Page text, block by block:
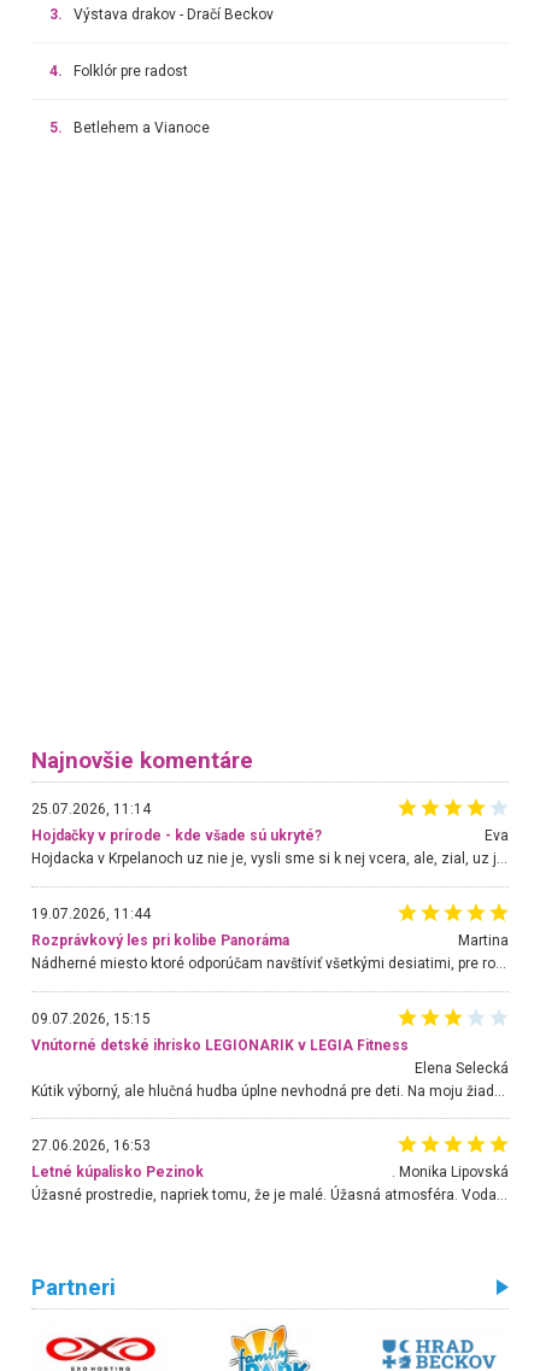
3. Výstava drakov - Dračí Beckov
4. Folklór pre radost
5. Betlehem a Vianoce
Najnovšie komentáre
25.07.2026, 11:14
Hojdačky v prírode - kde všade sú ukryté?
Eva
Hojdacka v Krpelanoch uz nie je, vysli sme si k nej vcera, ale, zial, uz je znicena. Ak sem planujete cestu len kvoli hojdacke, mozete si ju usetrit. Krasny vyhlad je tu vsak aj bez hojdacky :-)
19.07.2026, 11:44
Rozprávkový les pri kolibe Panoráma
Martina
Nádherné miesto ktoré odporúčam navštíviť všetkými desiatimi, pre rodiny s deťmi, dôchodcom... Proste a jednoducho ozaj rozprávkový les.. určite ešte prídeme. Odniesli sme si na pamiatku krásne tričká,
09.07.2026, 15:15
Vnútorné detské ihrisko LEGIONARIK v LEGIA Fitness
Elena Selecká
27.06.2026, 16:53
Letné kúpalisko Pezinok
. Monika Lipovská
Úžasné prostredie, napriek tomu, že je malé. Úžasná atmosféra. Voda fantastická a nádherná. Ľudí je pomerne veľa, ale su mili a ohľaduplní. Je veľmi zaujímavé sledovať, ako dokážu spolu športovať cudzí ľudia a bez ohľadu na vek. Vládne tu pohoda. Vnuka neviem dostať z vody. Ďakujem za krásny deň . Urcite sa sem vrátim. Jediný problém je s parkovaním, ale aj ten sa mi podarilo vyriešiť. Monika Bratislava
Partneri